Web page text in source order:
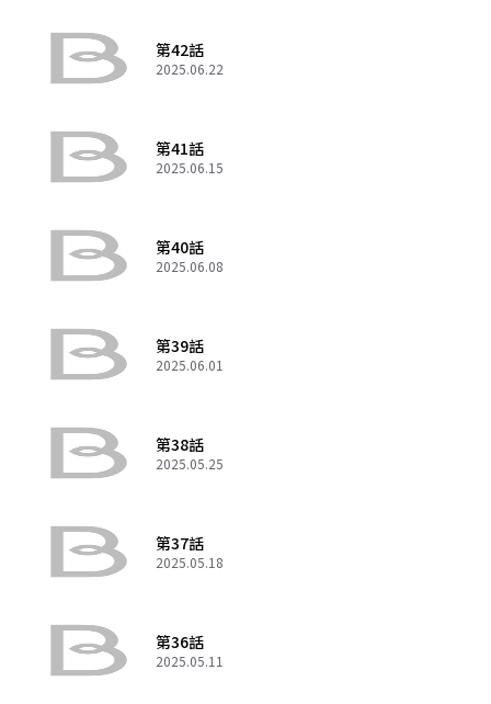
第42話
2025.06.22
第41話
2025.06.15
第40話
2025.06.08
第39話
2025.06.01
第38話
2025.05.25
第37話
2025.05.18
第36話
2025.05.11